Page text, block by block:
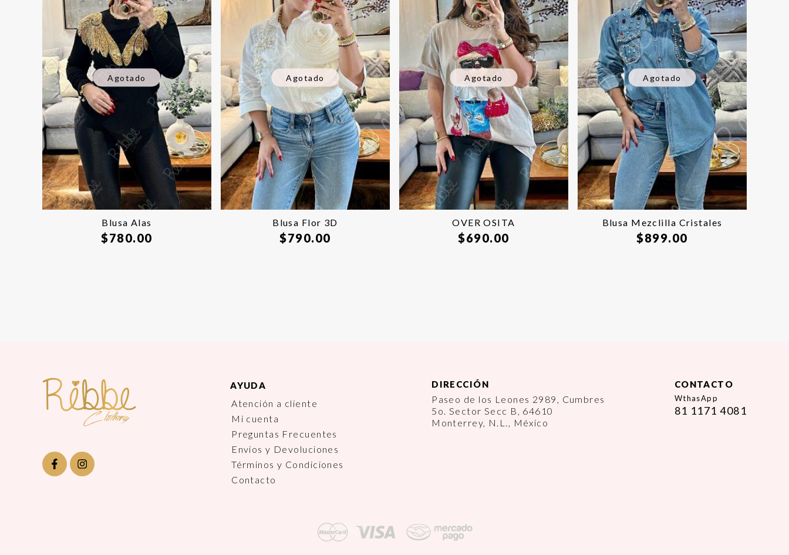
Agotado
Blusa Alas
$780.00
Agotado
Blusa Flor 3D
$790.00
Agotado
OVER OSITA
$690.00
Agotado
Blusa Mezclilla Cristales
$899.00
AYUDA
Atención a cliente
Mi cuenta
Preguntas Frecuentes
Envíos y Devoluciones
Términos y Condiciones
Contacto
DIRECCIÓN
Paseo de los Leones 2989, Cumbres
5o. Sector Secc B, 64610
Monterrey, N.L., México
CONTACTO
WthasApp
81 1171 4081